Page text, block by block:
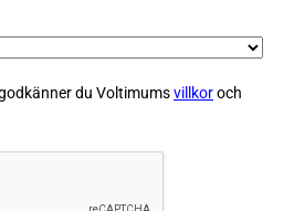
du Voltimumsvillkoroch